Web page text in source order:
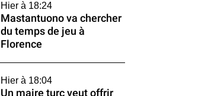
Hier à 18:24
Mastantuono va chercher
du temps de jeu à
Florence
Hier à 18:04
Un maire turc veut offrir